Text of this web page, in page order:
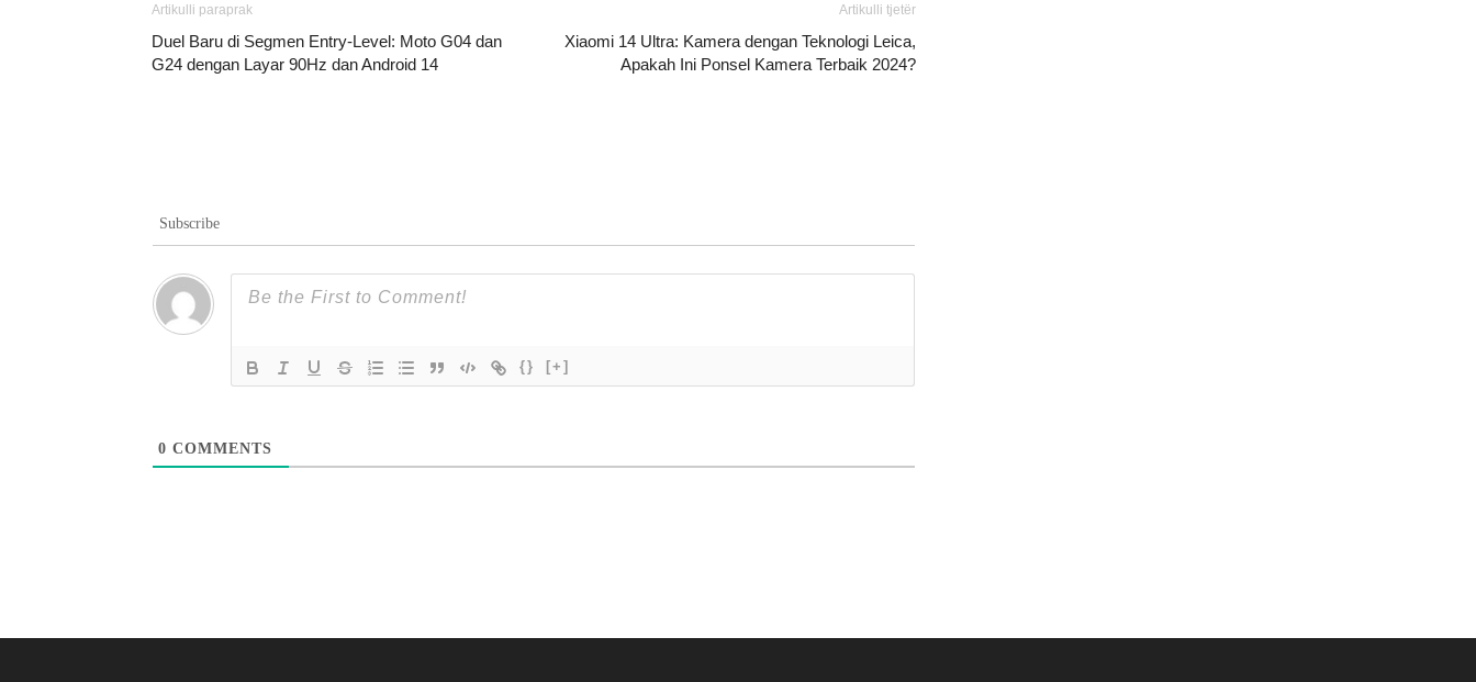
Artikulli paraprak
Duel Baru di Segmen Entry-Level: Moto G04 dan
G24 dengan Layar 90Hz dan Android 14
Artikulli tjetër
Xiaomi 14 Ultra: Kamera dengan Teknologi Leica,
Apakah Ini Ponsel Kamera Terbaik 2024?
Subscribe
{} [+]
0 COMMENTS